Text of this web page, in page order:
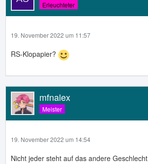
Erleuchteter
19. November 2022 um 11:57
RS-Klopapier?
mfnalex
Meister
19. November 2022 um 14:54
Nicht jeder steht auf das andere Geschlecht